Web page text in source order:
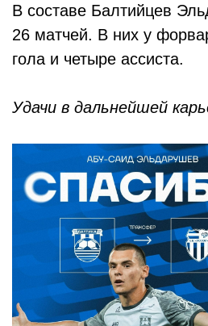
В составе Балтийцев
26 матчей. В них у
гола и четыре ассиста.
Удачи в дальнейшей